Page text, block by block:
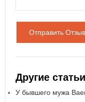
Отправить Отзыв
Другие
У бывшего мужа